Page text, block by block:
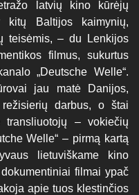
latvių kino kūrėjų
Baltijos kaimynių,
teisėmis, – du Lenkijos
filmus, sukurtus
„Deutsche Welle“.
jau matė Danijos,
darbus, o štai
– vokiečių
Welle“ – pirmą kartą
lietuviškame kino
filmai ypač
apie tuos klestinčios